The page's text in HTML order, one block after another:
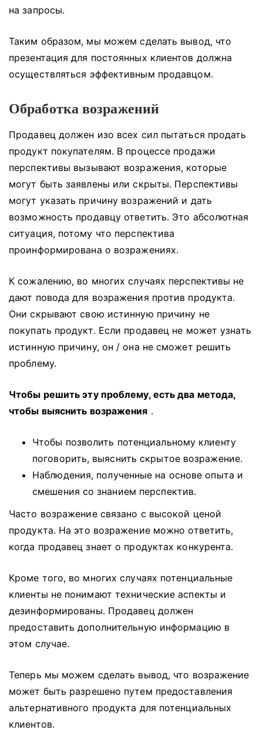
на запросы.
Таким образом, мы можем сделать вывод, что
презентация для постоянных клиентов должна
осуществляться эффективным продавцом.
Обработка возражений
Продавец должен изо всех сил пытаться продать
продукт покупателям. В процессе продажи
перспективы вызывают возражения, которые
могут быть заявлены или скрыты. Перспективы
могут указать причину возражений и дать
возможность продавцу ответить. Это абсолютная
ситуация, потому что перспектива
проинформирована о возражениях.
К сожалению, во многих случаях перспективы не
дают повода для возражения против продукта.
Они скрывают свою истинную причину не
покупать продукт. Если продавец не может узнать
истинную причину, он / она не сможет решить
проблему.
Чтобы решить эту проблему, есть два метода,
чтобы выяснить возражения .
Чтобы позволить потенциальному клиенту
поговорить, выяснить скрытое возражение.
Наблюдения, полученные на основе опыта и
смешения со знанием перспектив.
Часто возражение связано с высокой ценой
продукта. На это возражение можно ответить,
когда продавец знает о продуктах конкурента.
Кроме того, во многих случаях потенциальные
клиенты не понимают технические аспекты и
дезинформированы. Продавец должен
предоставить дополнительную информацию в
этом случае.
Теперь мы можем сделать вывод, что возражение
может быть разрешено путем предоставления
альтернативного продукта для потенциальных
клиентов.